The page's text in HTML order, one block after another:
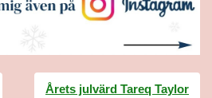
Årets julvärd Tareq Taylor